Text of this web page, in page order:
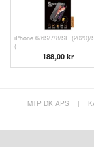
iPhone 6/6S/7/8/SE (2020)/
(
188,00 kr
MTP DK APS |